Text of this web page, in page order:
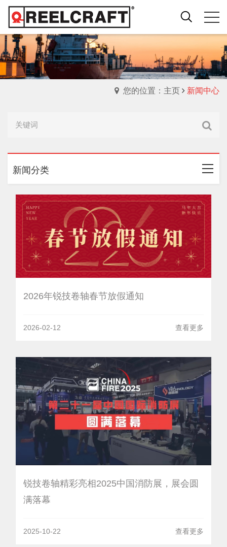
您的位置：主页 新闻中心
新闻分类
2026年锐技卷轴春节放假通知
2026-02-12 查看更多
锐技卷轴精彩亮相2025中国消防展，展会圆
满落幕
2025-10-22 查看更多